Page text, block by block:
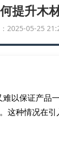
提升木
2025-05-25
以保证产品
这种情况在